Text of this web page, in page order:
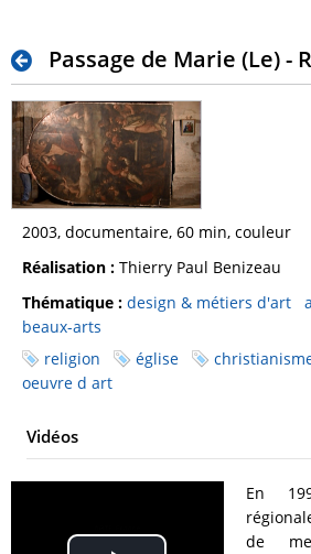
2003, documentaire, 60 min, couleur
Réalisation : Thierry Paul Benizeau
Thématique : design & métiers d'art
beaux-arts
religion
église
oeuvre d art
Vidéos
En
de